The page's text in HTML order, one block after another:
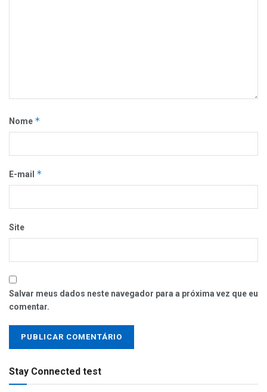
Nome *
E-mail *
Site
Salvar meus dados neste navegador para a próxima vez que eu
comentar.
Stay Connected test